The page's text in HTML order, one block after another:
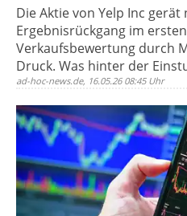
Die Aktie von Yelp Inc gerät
Ergebnisrückgang im
Verkaufsbewertung durch
Druck. Was hinter der
ad-hoc-news.de, 16.05.26 08:45 Uhr